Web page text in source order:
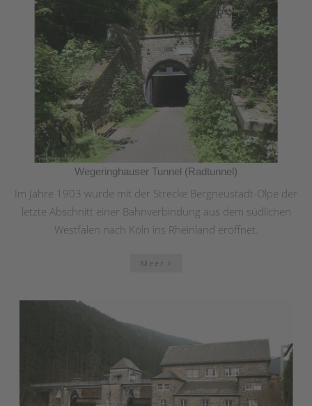
Wegeringhauser Tunnel (Radtunnel)
Im Jahre 1903 wurde mit der Strecke Bergneustadt-Olpe der
letzte Abschnitt einer Bahnverbindung aus dem südlichen
Westfalen nach Köln ins Rheinland eröffnet.
Meer